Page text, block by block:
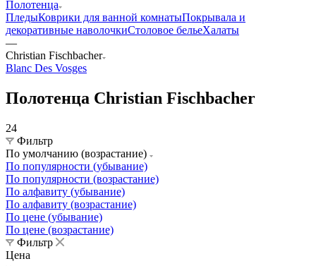
Полотенца
ПледыКоврики для ванной комнатыПокрывала и
декоративные наволочкиСтоловое бельеХалаты
—
Christian Fischbacher
Blanc Des Vosges
Полотенца Christian Fischbacher
24
Фильтр
По умолчанию (возрастание)
По популярности (убывание)
По популярности (возрастание)
По алфавиту (убывание)
По алфавиту (возрастание)
По цене (убывание)
По цене (возрастание)
Фильтр
Цена